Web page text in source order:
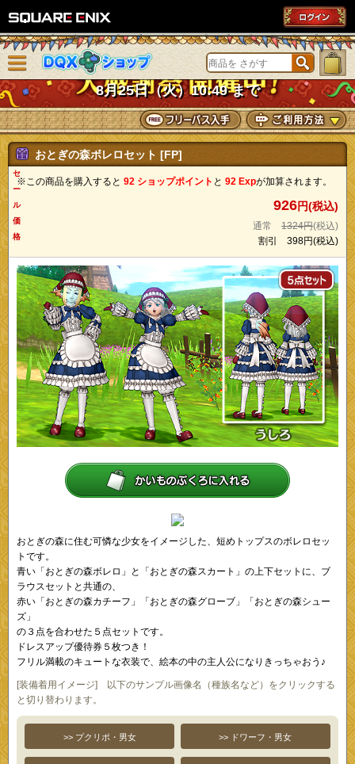
DQXショップ
8月25日（火）10:49 まで
ニューを閉じる
おとぎの森ボレロセット [FP]
※この商品を購入すると 92 ショップポイント と 92 Expが加算されます。
セ
ー
ル
価
格
926円(税込)
通常 1324円(税込)
割引 398円(税込)
おとぎの森に住む可憐な少女をイメージした、短めトップスのボレロセッ
トです。
青い「おとぎの森ボレロ」と「おとぎの森スカート」の上下セットに、ブ
ラウスセットと共通の、
赤い「おとぎの森カチーフ」「おとぎの森グローブ」「おとぎの森シュー
ズ」
の３点を合わせた５点セットです。
ドレスアップ優待券５枚つき！
フリル満載のキュートな衣装で、絵本の中の主人公になりきっちゃおう♪
[装備着用イメージ] 以下のサンプル画像名（種族名など）をクリックする
と切り替わります。
>> プクリポ・男女 >> ドワーフ・男女